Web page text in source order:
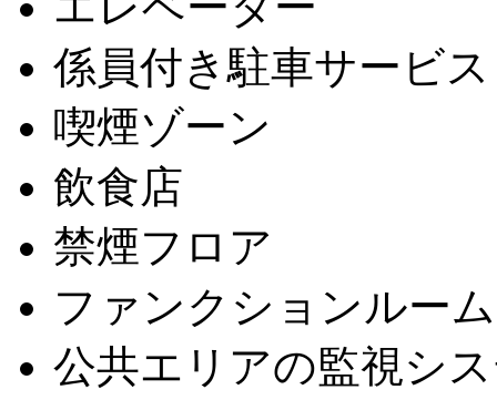
係員付き駐車サービス
喫煙ゾーン
飲食店
禁煙フロア
ファンクションルーム
公共エリアの監視シ